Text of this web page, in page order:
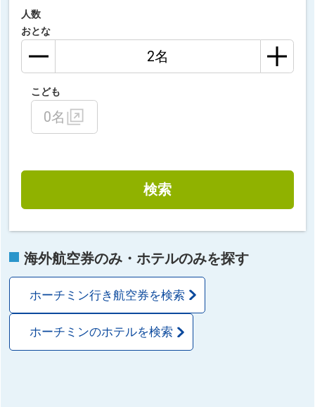
人数
おとな
こども
0名
検索
海外航空券のみ・ホテルのみを探す
ホーチミン行き航空券を検索
ホーチミンのホテルを検索